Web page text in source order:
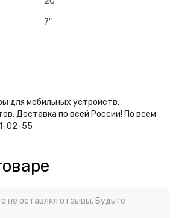
7"
для мобильных устройств,
Доставка по всей России! По всем
02-55
не оставлял отзывы. Будьте